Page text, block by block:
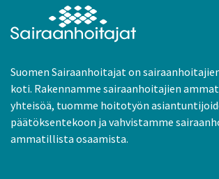
Suomen Sairaanhoitajat on
koti. Rakennamme sairaanhoitajien
yhteisöä, tuomme hoitotyön
päätöksentekoon ja vahvistamme
ammatillista osaamista.